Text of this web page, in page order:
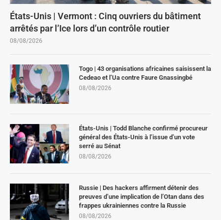
États-Unis | Vermont : Cinq ouvriers du bâtiment
arrêtés par l’Ice lors d’un contrôle routier
08/08/2026
Togo | 43 organisations africaines saisissent la
Cedeao et l’Ua contre Faure Gnassingbé
08/08/2026
États-Unis | Todd Blanche confirmé procureur
général des États-Unis à l’issue d’un vote
serré au Sénat
08/08/2026
Russie | Des hackers affirment détenir des
preuves d’une implication de l’Otan dans des
frappes ukrainiennes contre la Russie
08/08/2026